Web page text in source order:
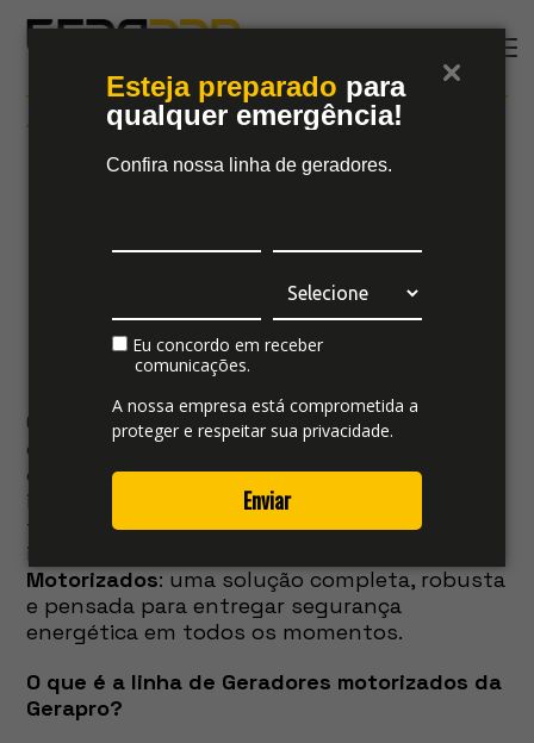
Esteja preparado para
qualquer emergência!
Confira nossa linha de geradores.
Eu concordo em receber
comunicações.
A nossa empresa está comprometida a
proteger e respeitar sua privacidade.
Enviar
11 agosto#gerador-motorizado
Geradores
confiável para quem
não pode parar
Quando o assunto é garantir energia
contínua para empresas, indústrias ou
qualquer operação que não pode sofrer
interrupções, contar com um bom gerador
faz toda a diferença. E é justamente para
isso que existe a linha de
Motorizados: uma solução completa, robusta
e pensada para entregar segurança
energética em todos os momentos.
O que é a linha de Geradores motorizados da
Gerapro?